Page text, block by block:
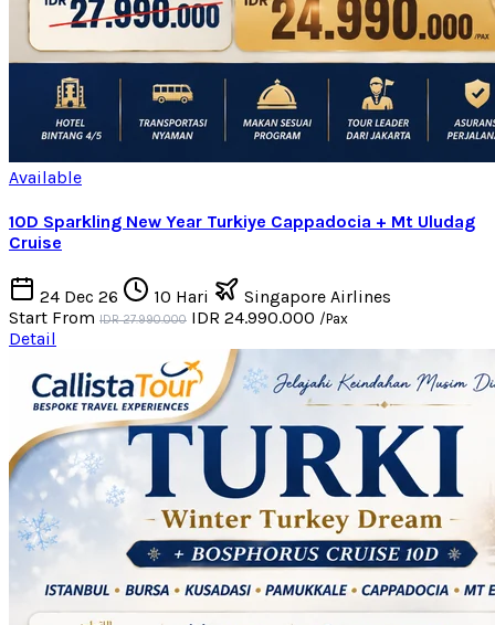
Available
10D Sparkling New Year Turkiye Cappadocia + Mt Uludag
Cruise
24 Dec 26 10 Hari
Singapore Airlines
Start From IDR 27.990.000 IDR 24.990.000 /Pax
Detail